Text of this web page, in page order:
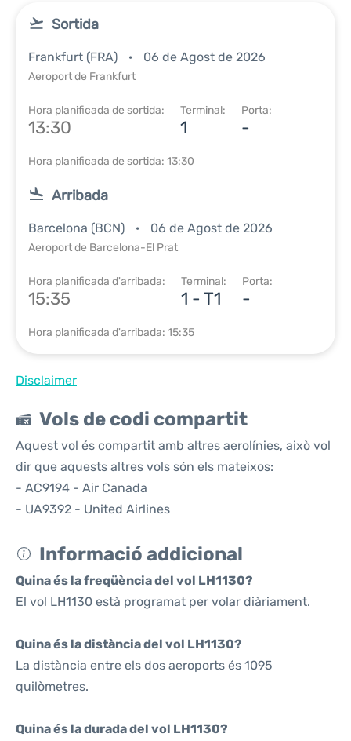
Sortida
Frankfurt (FRA) 06 de Agost de 2026
Aeroport de Frankfurt
Hora planificada de sortida:
13:30
Terminal:
1
Porta:
-
Hora planificada de sortida: 13:30
Arribada
Barcelona (BCN) 06 de Agost de 2026
Aeroport de Barcelona-El Prat
Hora planificada d'arribada:
15:35
Terminal:
1 - T1
Porta:
-
Hora planificada d'arribada: 15:35
Disclaimer
Vols de codi compartit
Aquest vol és compartit amb altres aerolínies, això vol
dir que aquests altres vols són els mateixos:
- AC9194 - Air Canada
- UA9392 - United Airlines
Informació addicional
Quina és la freqüència del vol LH1130?
El vol LH1130 està programat per volar diàriament.
Quina és la distància del vol LH1130?
La distància entre els dos aeroports és 1095
quilòmetres.
Quina és la durada del vol LH1130?